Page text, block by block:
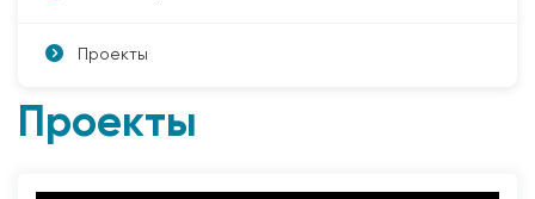
Проекты
Проекты